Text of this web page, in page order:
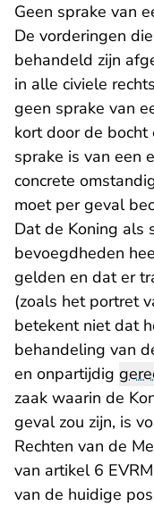
Geen sprake van
De vorderingen
behandeld zijn
in alle civiele
geen sprake van
kort door de
sprake is van een
concrete
moet per geval
Dat de Koning als
bevoegdheden
gelden en dat er
(zoals het portret
betekent niet dat
behandeling van
en onpartijdig
zaak waarin de
geval zou zijn, is
Rechten van de
van artikel 6
van de huidige